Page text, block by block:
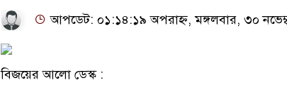
আপডেট: ০১:১৪:১৯ অপরাহ্ন, মঙ্গলবার, ৩০
বিজয়ের আলো ডেস্ক :